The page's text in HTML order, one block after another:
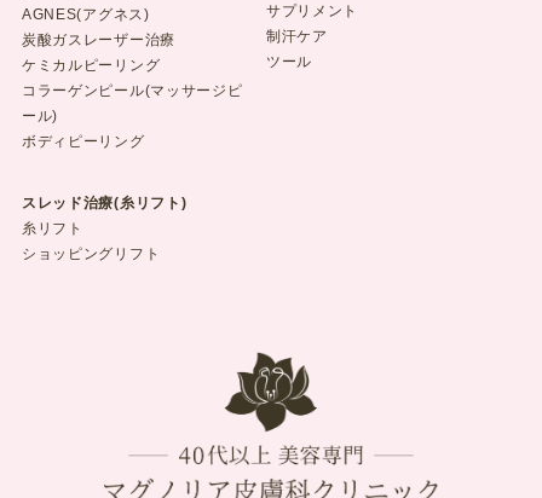
AGNES(アグネス)
炭酸ガスレーザー治療
ケミカルピーリング
コラーゲンピール(マッサージピ
ール)
ボディピーリング
スレッド治療(糸リフト)
糸リフト
ショッピングリフト
サプリメント
制汗ケア
ツール